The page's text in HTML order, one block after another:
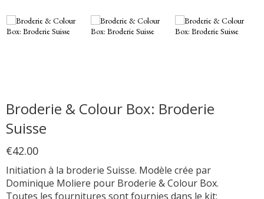
Broderie & Colour Box: Broderie
Suisse
€42.00
Initiation à la broderie Suisse. Modèle crée par
Dominique Moliere pour Broderie & Colour Box.
Toutes les fournitures sont fournies dans le kit: